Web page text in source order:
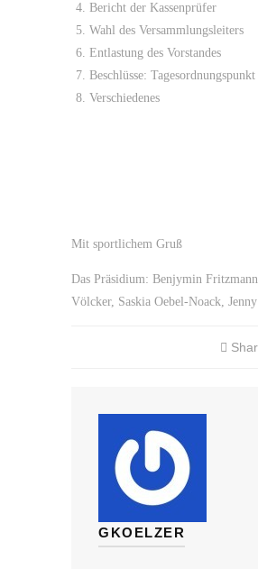
Bericht der Kassenprüfer
Wahl des Versammlungsleiters
Entlastung des Vorstandes
Beschlüsse:
Verschiedenes
Mit sportlichem Gruß
Das Präsidium: Benjymin
Völcker, Saskia Oebel-Noack,
GKOELZER